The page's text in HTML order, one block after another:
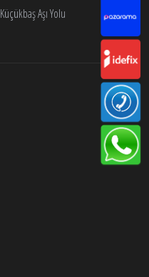
Küçükbaş Aşı Yolu